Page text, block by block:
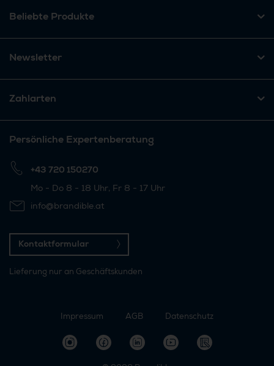
Beliebte Produkte
Newsletter
Zahlarten
Persönliche Expertenberatung
+43 720 150270
Mo - Do 8 - 18 Uhr, Fr 8 - 17 Uhr
info@brandible.at
Kontaktformular
Lieferung nur an Geschäftskunden
Impressum AGB Datenschutz